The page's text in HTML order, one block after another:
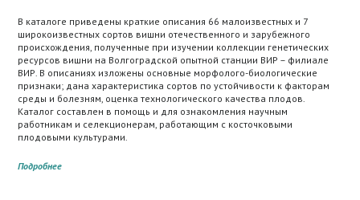
В каталоге приведены краткие описания 66 малоизвестных и 7
широкоизвестных сортов вишни отечественного и зарубежного
происхождения, полученные при изучении коллекции генетических
ресурсов вишни на Волгоградской опытной станции ВИР – филиале
ВИР. В описаниях изложены основные морфолого-биологические
признаки; дана характеристика сортов по устойчивости к факторам
среды и болезням, оценка технологического качества плодов.
Каталог составлен в помощь и для ознакомления научным
работникам и селекционерам, работающим с косточковыми
плодовыми культурами.
Подробнее